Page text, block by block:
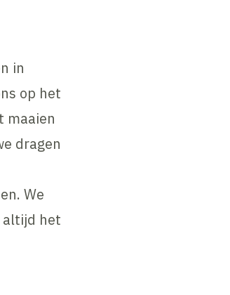
in
op het
maaien
dragen
We
altijd het